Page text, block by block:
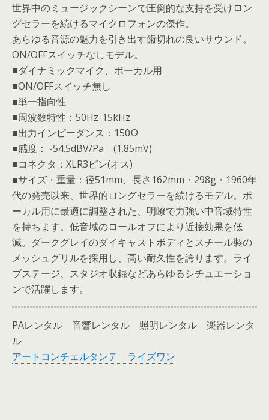
世界中のミュージックシーンで圧倒的な支持を受けロン
グセラーを続けるマイクロフォンの傑作。
あらゆる音源の魅力を引き出す歯切れの良いサウンド。
ON/OFFスイッチなしモデル。
■ダイナミックマイク、ボーカル用
■ON/OFFスイッチ無し
■単一指向性
■周波数特性：50Hz-15kHz
■出力インピーダンス：150Ω
■感度： -54.5dBV/Pa (1.85mV)
■コネクタ：XLR3ピン(オス)
■サイズ・重量：径51mm、長さ162mm・298g・1960年
代の発売以来、世界的ロングセラーを続けるモデル。ボ
ーカル用に最適に調整された、明瞭で力強い中音域特性
を持ちます。低音域のロールオフにより近接効果を低
減。ダークグレイのダイキャストボディとスチール製の
メッシュグリルを採用し、高い耐久性を誇ります。ライ
ブステージ、スタジオ収録などあらゆるシチュエーショ
ンで活躍します。
PAレンタル 音響レンタル 照明レンタル 楽器レンタ
ル
アートコンチェルタンテ ライズワン